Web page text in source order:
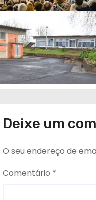
a
r
t
i
o
Deixe um
O seu endereço de
Comentário *